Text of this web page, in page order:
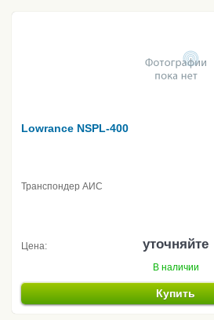
Lowrance NSPL-400
Транспондер АИС
Цена: уточняйте
В наличии
Купить